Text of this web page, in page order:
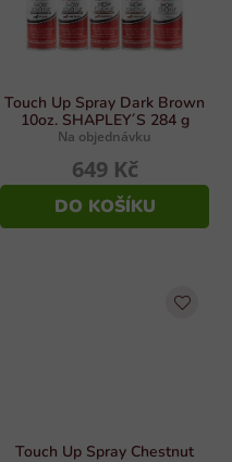
Touch Up Spray Dark Brown
10oz. SHAPLEY´S 284 g
Na objednávku
649 Kč
DO KOŠÍKU
Touch Up Spray Chestnut